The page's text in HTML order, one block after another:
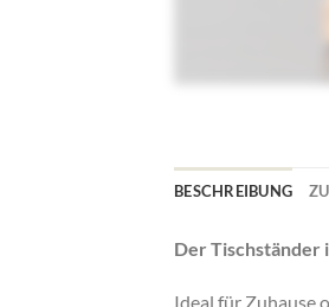
BESCHREIBUNG
Der Tischständer
Ideal für Zuhause